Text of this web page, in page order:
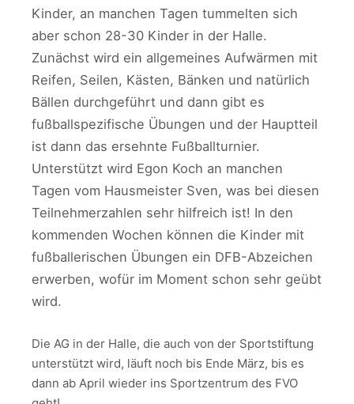
Kinder, an manchen Tagen tummelten sich
aber schon 28-30 Kinder in der Halle.
Zunächst wird ein allgemeines Aufwärmen mit
Reifen, Seilen, Kästen, Bänken und natürlich
Bällen durchgeführt und dann gibt es
fußballspezifische Übungen und der Hauptteil
ist dann das ersehnte Fußballturnier.
Unterstützt wird Egon Koch an manchen
Tagen vom Hausmeister Sven, was bei diesen
Teilnehmerzahlen sehr hilfreich ist! In den
kommenden Wochen können die Kinder mit
fußballerischen Übungen ein DFB-Abzeichen
erwerben, wofür im Moment schon sehr geübt
wird.
Die AG in der Halle, die auch von der Sportstiftung
unterstützt wird, läuft noch bis Ende März, bis es
dann ab April wieder ins Sportzentrum des FVO